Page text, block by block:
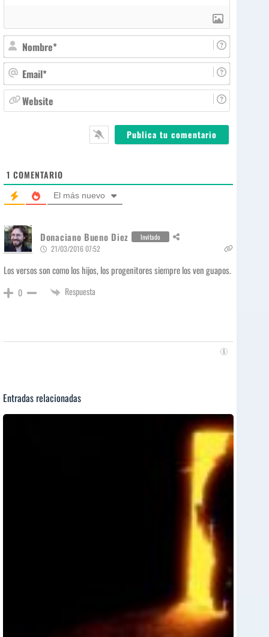
o
m
b
r
m
ie
1 COMENTARIO
El más nuevo
Donaciano Bueno Diez Invitado
21/03/2016 07:52
Los versos son como los hijos, los progenitores siempre los ven guapos.
0 Respuesta
Entradas relacionadas